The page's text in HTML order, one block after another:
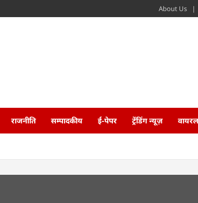
About Us
राजनीति सम्पादकीय ई-पेपर ट्रेंडिंग न्यूज़